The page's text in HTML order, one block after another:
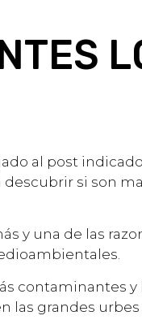
al post
descubrir si son
y una de las
contaminantes
las grandes urbes